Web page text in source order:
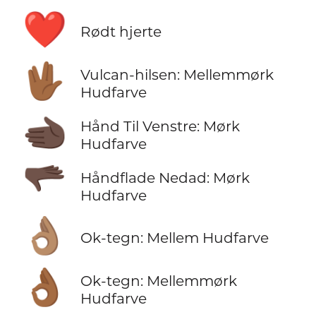
❤️ Rødt hjerte
🖖🏾
Vulcan-hilsen: Mellemmørk
Hudfarve
🫲🏿
Hånd Til Venstre: Mørk
Hudfarve
🫳🏿
Håndflade Nedad: Mørk
Hudfarve
👌🏽 Ok-tegn: Mellem Hudfarve
👌🏾
Ok-tegn: Mellemmørk
Hudfarve